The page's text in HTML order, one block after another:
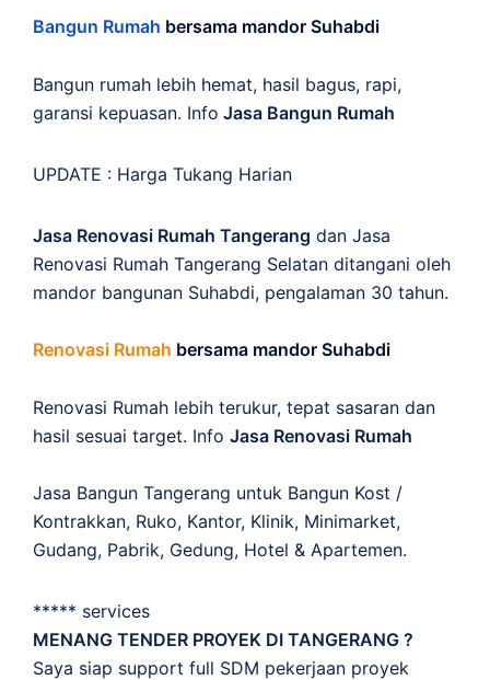
Bangun Rumah bersama mandor Suhabdi
Bangun rumah lebih hemat, hasil bagus, rapi,
garansi kepuasan. Info Jasa Bangun Rumah
UPDATE : Harga Tukang Harian
Jasa Renovasi Rumah Tangerang dan Jasa
Renovasi Rumah Tangerang Selatan ditangani oleh
mandor bangunan Suhabdi, pengalaman 30 tahun.
Renovasi Rumah bersama mandor Suhabdi
Renovasi Rumah lebih terukur, tepat sasaran dan
hasil sesuai target. Info Jasa Renovasi Rumah
Jasa Bangun Tangerang untuk Bangun Kost /
Kontrakkan, Ruko, Kantor, Klinik, Minimarket,
Gudang, Pabrik, Gedung, Hotel & Apartemen.
***** services
MENANG TENDER PROYEK DI TANGERANG ?
Saya siap support full SDM pekerjaan proyek